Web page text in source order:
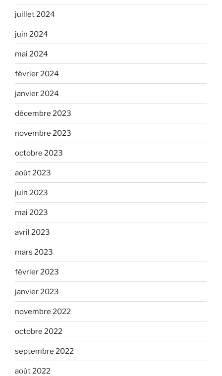
juillet 2024
juin 2024
mai 2024
février 2024
janvier 2024
décembre 2023
novembre 2023
octobre 2023
août 2023
juin 2023
mai 2023
avril 2023
mars 2023
février 2023
janvier 2023
novembre 2022
octobre 2022
septembre 2022
août 2022